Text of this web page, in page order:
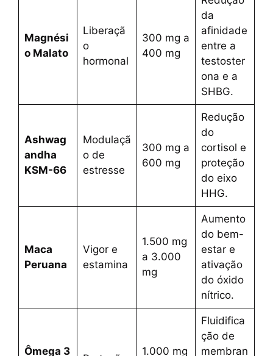
Magnési
o Malato
Liberaçã
o
hormonal
300 mg a
400 mg
da
afinidade
entre a
testoster
ona e a
SHBG.
Ashwag
andha
KSM-66
Modulaçã
o de
estresse
300 mg a
600 mg
Redução
do
cortisol e
proteção
do eixo
HHG.
Maca
Peruana
Vigor e
estamina
1.500 mg
a 3.000
mg
Aumento
do bem-
estar e
ativação
do óxido
nítrico.
Ômega 3
1.000 mg
Fluidifica
ção de
membran